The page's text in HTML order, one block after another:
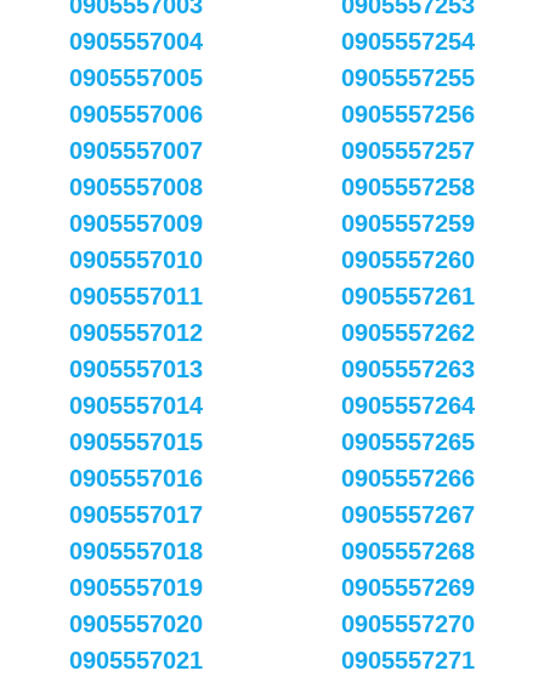
0905557004
0905557005
0905557006
0905557007
0905557008
0905557009
0905557010
0905557011
0905557012
0905557013
0905557014
0905557015
0905557016
0905557017
0905557018
0905557019
0905557020
0905557021
0905557254
0905557255
0905557256
0905557257
0905557258
0905557259
0905557260
0905557261
0905557262
0905557263
0905557264
0905557265
0905557266
0905557267
0905557268
0905557269
0905557270
0905557271